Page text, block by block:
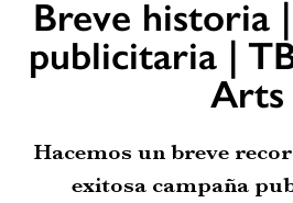
Breve historia
publicitaria |
Arts
Hacemos un breve
exitosa campaña